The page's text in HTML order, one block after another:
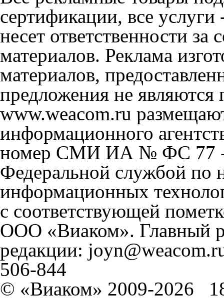
сертификации, все
несет ответственности
материалов. Реклама
материалов,
предложения не
www.weacom.ru
информационного
номер СМИ ИА № ФС 77 -
Федеральной службой по
информационных
с соответствующей
ООО «Виаком». Главный
редакции:
506-844
© «Виаком» 2009-2026